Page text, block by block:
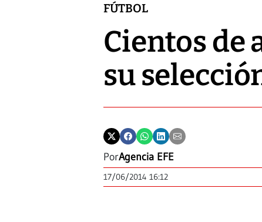
FÚTBOL
Cientos de
su
PorAgencia EFE
17/06/2014 16:12